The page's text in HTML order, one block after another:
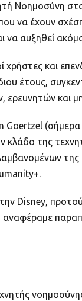
στα
να έχουν
αυξηθεί
χρήστες και
έτους,
και
της
προτού
αναφέραμε